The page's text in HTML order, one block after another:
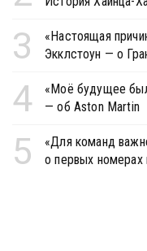
3
«Настоящая
Экклстоун — о
4
«Моё будущее
— об Aston Martin
5
«Для команд
о первых номерах